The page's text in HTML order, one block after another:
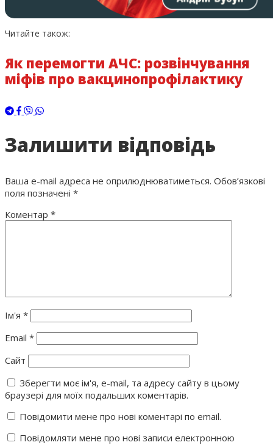
Читайте також:
Як перемогти АЧС: розвінчування
міфів про вакцинопрофілактику
Залишити відповідь
Ваша e-mail адреса не оприлюднюватиметься. Обов’язкові
поля позначені *
Коментар *
Ім'я *
Email *
Сайт
Зберегти моє ім'я, e-mail, та адресу сайту в цьому
браузері для моїх подальших коментарів.
Повідомити мене про нові коментарі по email.
Повідомляти мене про нові записи електронною